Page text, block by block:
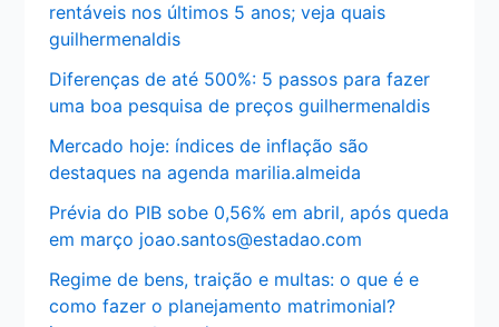
rentáveis nos últimos 5 anos; veja quais
guilhermenaldis
Diferenças de até 500%: 5 passos para fazer
uma boa pesquisa de preços guilhermenaldis
Mercado hoje: índices de inflação são
destaques na agenda marilia.almeida
Prévia do PIB sobe 0,56% em abril, após queda
em março joao.santos@estadao.com
Regime de bens, traição e multas: o que é e
como fazer o planejamento matrimonial?